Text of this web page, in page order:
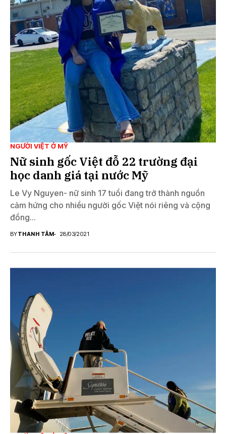
NGƯỜI VIỆT Ở MỸ
Nữ sinh gốc Việt đỗ 22 trường đại
học danh giá tại nước Mỹ
Le Vy Nguyen- nữ sinh 17 tuổi đang trở thành nguồn
cảm hứng cho nhiều người gốc Việt nói riêng và cộng
đồng...
BYTHANH TÂM 28/03/2021